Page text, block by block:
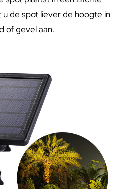
de spot liever de hoogte in
of gevel aan.